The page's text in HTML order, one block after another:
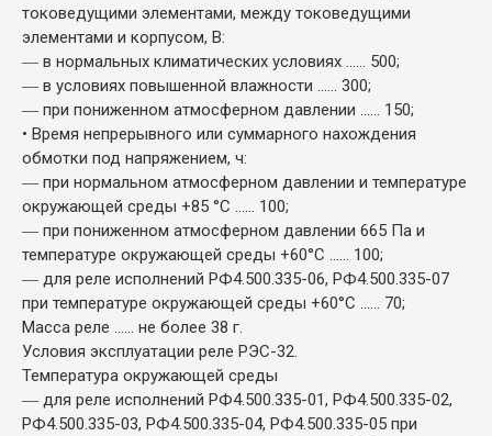
токоведущими элементами, между токоведущими
элементами и корпусом, В:
― в нормальных климатических условиях ...... 500;
― в условиях повышенной влажности ...... 300;
― при пониженном атмосферном давлении ...... 150;
• Время непрерывного или суммарного нахождения
обмотки под напряжением, ч:
― при нормальном атмосферном давлении и температуре
окружающей среды +85 °С ...... 100;
― при пониженном атмосферном давлении 665 Па и
температуре окружающей среды +60°С ...... 100;
― для реле исполнений РФ4.500.335-06, РФ4.500.335-07
при температуре окружающей среды +60°С ...... 70;
Масса реле ...... не более 38 г.
Условия эксплуатации реле РЭС-32.
Температура окружающей среды
― для реле исполнений РФ4.500.335-01, РФ4.500.335-02,
РФ4.500.335-03, РФ4.500.335-04, РФ4.500.335-05 при